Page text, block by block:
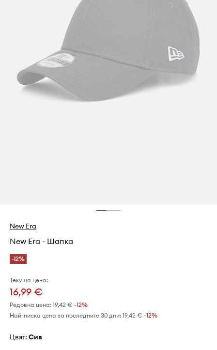
New Era
New Era - Шапка
-12%
Текуща цена:
16,99 €
Редовна цена: 19,42 € -12%
Най-ниска цена за последните 30 дни: 19,42 € -12%
Цвят: сив